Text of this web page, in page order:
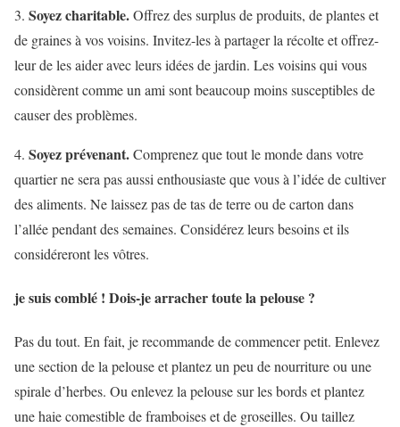
3. Soyez charitable.Offrez des surplus de produits, de plantes et
de graines à vos voisins. Invitez-les à partager la récolte et offrez-
leur de les aider avec leurs idées de jardin. Les voisins qui vous
considèrent comme un ami sont beaucoup moins susceptibles de
causer des problèmes.
4. Soyez prévenant.Comprenez que tout le monde dans votre
quartier ne sera pas aussi enthousiaste que vous à l’idée de cultiver
des aliments. Ne laissez pas de tas de terre ou de carton dans
l’allée pendant des semaines. Considérez leurs besoins et ils
considéreront les vôtres.
je suis comblé ! Dois-je arracher toute la pelouse ?
Pas du tout. En fait, je recommande de commencer petit. Enlevez
une section de la pelouse et plantez un peu de nourriture ou une
spirale d’herbes. Ou enlevez la pelouse sur les bords et plantez
une haie comestible de framboises et de groseilles. Ou taillez